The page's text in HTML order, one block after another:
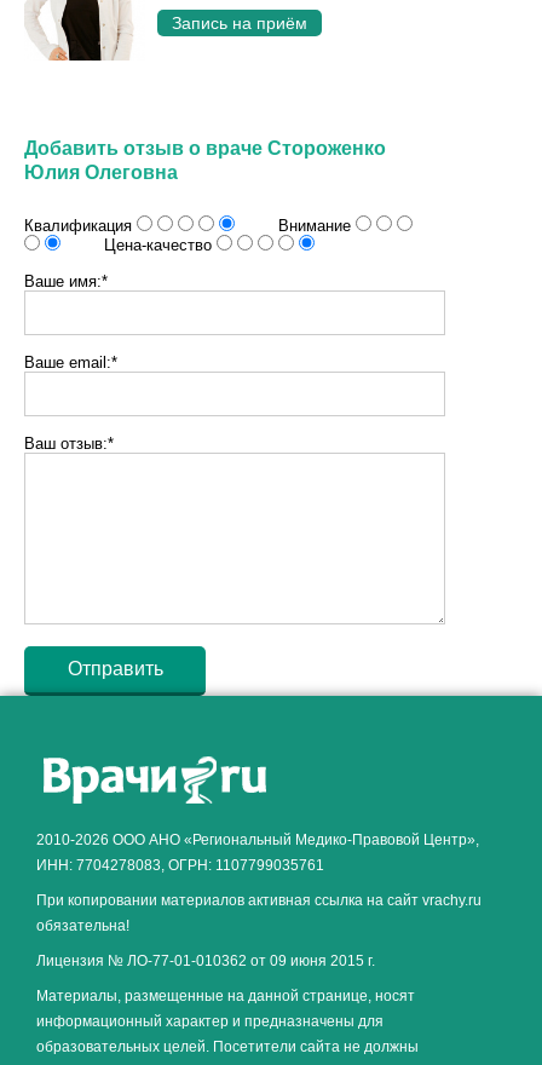
Запись на приём
Добавить отзыв о враче Стороженко
Юлия Олеговна
Квалификация
Внимание
Цена-качество
Ваше имя:*
Ваше email:*
Ваш отзыв:*
2010-2026 ООО АНО «Региональный Медико-Правовой Центр»,
ИНН: 7704278083, ОГРН: 1107799035761
При копировании материалов активная ссылка на сайт vrachy.ru
обязательна!
Лицензия № ЛО-77-01-010362 от 09 июня 2015 г.
Материалы, размещенные на данной странице, носят
информационный характер и предназначены для
образовательных целей. Посетители сайта не должны